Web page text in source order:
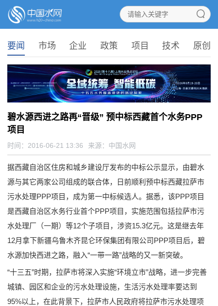
要闻 市场 企业 政策 项目 技术 原创
碧水源西进之路再“晋级” 预中标西藏首个水务PPP
项目
时间：2016-06-21 13:36 来源： 中国水网
据西藏自治区住房和城乡建设厅发布的中标公示显示，由碧水
源与其它两家公司组成的联合体，日前顺利预中标西藏拉萨市
污水处理PPP项目，成为第一中标候选人。据悉，该PPP项目
是西藏自治区水务行业首个PPP项目，实施范围包括拉萨市污
水处理厂（一期）等12个子项目，涉资15.3亿元。这是继去年
12月拿下新疆乌鲁木齐昆仑环保集团有限公司PPP项目后，碧
水源加快西进之路，融入“一带一路”战略的又一新突破。
“十三五”时期，拉萨市将深入实施“环境立市”战略，进一步完善
城镇、园区和企业的污水处理设施，生活污水处理率要达到
95%以上，在此背景下，拉萨市人民政府将拉萨市污水处理项